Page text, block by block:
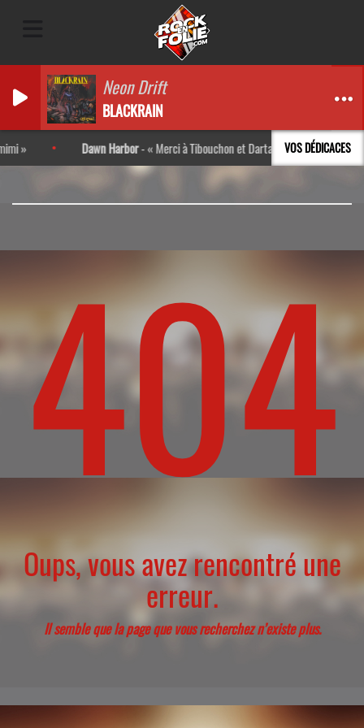
Neon Drift
BLACKRAIN
VOS DÉDICACES
Dawn Harbor- Merci à Tibouchon et Darta pour l’interview ! Très
404
Oups, vous avez rencontré une
erreur.
Il semble que la page que vous recherchez n’existe plus.